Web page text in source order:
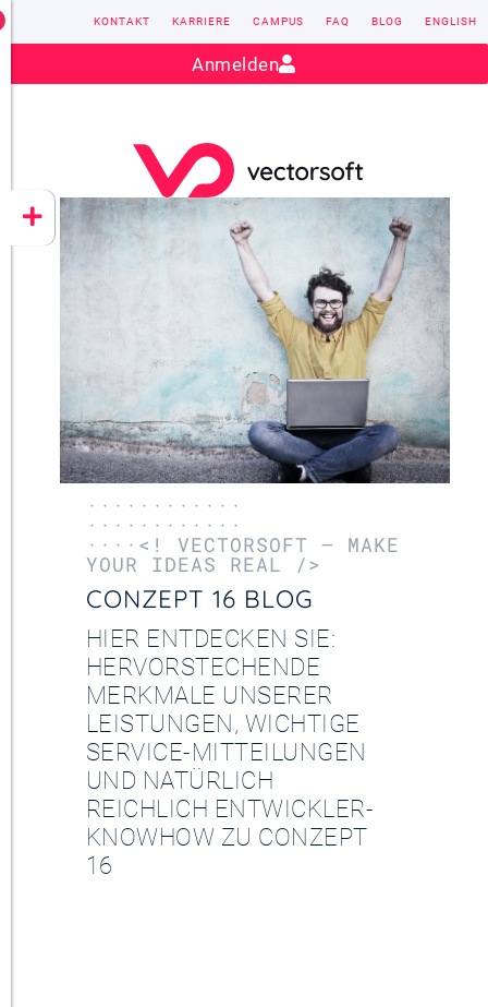
CONZEPT 16
YEET
Kontakt:sales@vectorsoft.de
KONTAKT KARRIERE CAMPUS FAQ BLOG ENGLISH
Anmelden
············
············
····<! VECTORSOFT – MAKE
YOUR IDEAS REAL />
CONZEPT 16 BLOG
HIER ENTDECKEN SIE:
HERVORSTECHENDE
MERKMALE UNSERER
LEISTUNGEN, WICHTIGE
SERVICE-MITTEILUNGEN
UND NATÜRLICH
REICHLICH ENTWICKLER-
KNOWHOW ZU CONZEPT
16